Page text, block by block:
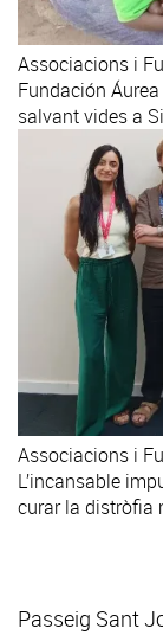
Associacions i
Fundación
salvant vides a
Associacions i
L’incansable
curar la distròfia
Passeig Sant